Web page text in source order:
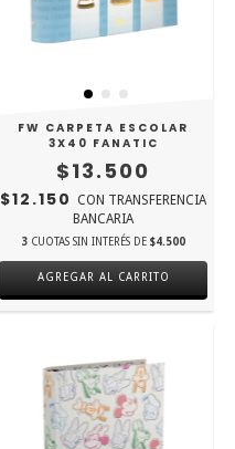
FW CARPETA ESCOLAR
3X40 FANATIC
$13.500
$12.150 CON TRANSFERENCIA
BANCARIA
3 CUOTAS SIN INTERÉS DE $4.500
AGREGAR AL CARRITO